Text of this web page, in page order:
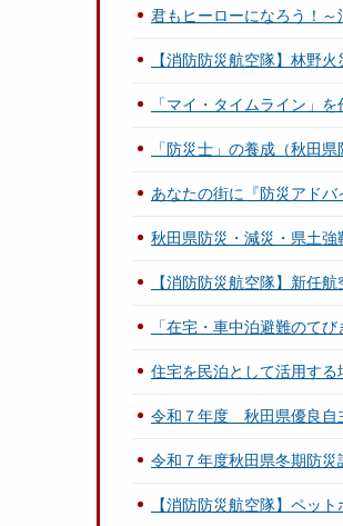
君もヒーローになろう！～
【消防防災航空隊】林野
「マイ・タイムライン」を
「防災士」の養成（秋田
あなたの街に『防災アドバ
秋田県防災・減災・県土強
【消防防災航空隊】新任
「在宅・車中泊避難のて
住宅を民泊として活用す
令和７年度 秋田県優良自
令和７年度秋田県冬期防災
【消防防災航空隊】ペッ